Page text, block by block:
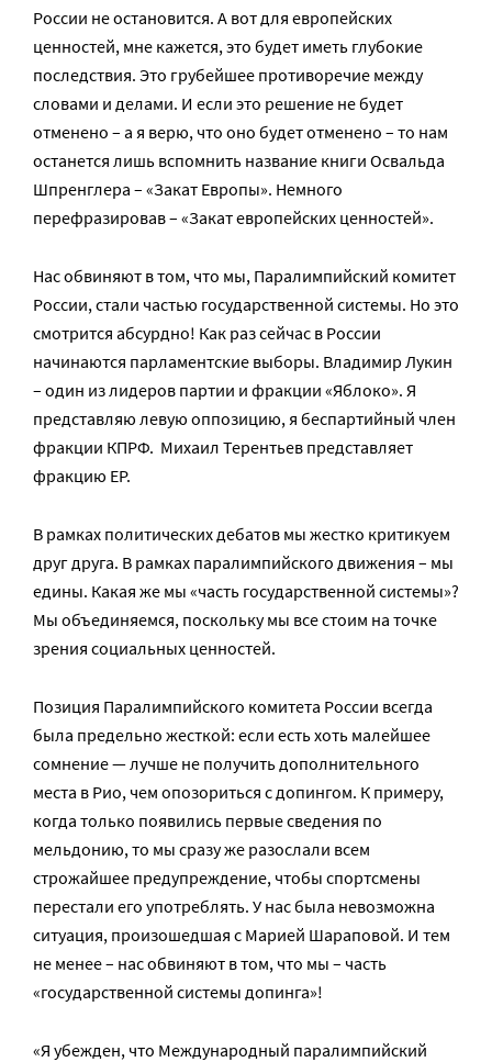
России не остановится. А вот для европейских
ценностей, мне кажется, это будет иметь глубокие
последствия. Это грубейшее противоречие между
словами и делами. И если это решение не будет
отменено – а я верю, что оно будет отменено – то нам
останется лишь вспомнить название книги Освальда
Шпренглера – «Закат Европы». Немного
перефразировав – «Закат европейских ценностей».
Нас обвиняют в том, что мы, Паралимпийский комитет
России, стали частью государственной системы. Но это
смотрится абсурдно! Как раз сейчас в России
начинаются парламентские выборы. Владимир Лукин
– один из лидеров партии и фракции «Яблоко». Я
представляю левую оппозицию, я беспартийный член
фракции КПРФ. Михаил Терентьев представляет
фракцию ЕР.
В рамках политических дебатов мы жестко критикуем
друг друга. В рамках паралимпийского движения – мы
едины. Какая же мы «часть государственной системы»?
Мы объединяемся, поскольку мы все стоим на точке
зрения социальных ценностей.
Позиция Паралимпийского комитета России всегда
была предельно жесткой: если есть хоть малейшее
сомнение — лучше не получить дополнительного
места в Рио, чем опозориться с допингом. К примеру,
когда только появились первые сведения по
мельдонию, то мы сразу же разослали всем
строжайшее предупреждение, чтобы спортсмены
перестали его употреблять. У нас была невозможна
ситуация, произошедшая с Марией Шараповой. И тем
не менее – нас обвиняют в том, что мы – часть
«государственной системы допинга»!
«Я убежден, что Международный паралимпийский